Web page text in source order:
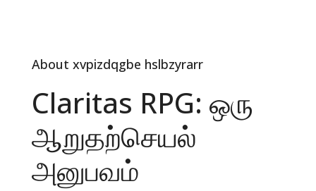
About xvpizdqgbe hslbzyrarr
Claritas RPG: ஒரு
ஆறுதற்செயல்
அனுபவம்